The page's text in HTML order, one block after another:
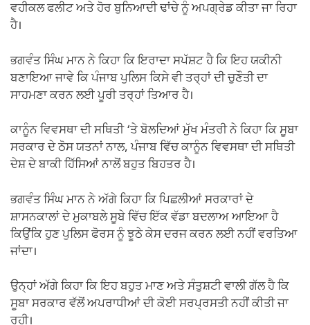
ਵਹੀਕਲ ਫਲੀਟ ਅਤੇ ਹੋਰ ਬੁਨਿਆਦੀ ਢਾਂਚੇ ਨੂੰ ਅਪਗ੍ਰੇਡ ਕੀਤਾ ਜਾ ਰਿਹਾ
ਹੈ।
ਭਗਵੰਤ ਸਿੰਘ ਮਾਨ ਨੇ ਕਿਹਾ ਕਿ ਇਰਾਦਾ ਸਪੱਸ਼ਟ ਹੈ ਕਿ ਇਹ ਯਕੀਨੀ
ਬਣਾਇਆ ਜਾਵੇ ਕਿ ਪੰਜਾਬ ਪੁਲਿਸ ਕਿਸੇ ਵੀ ਤਰ੍ਹਾਂ ਦੀ ਚੁਣੌਤੀ ਦਾ
ਸਾਹਮਣਾ ਕਰਨ ਲਈ ਪੂਰੀ ਤਰ੍ਹਾਂ ਤਿਆਰ ਹੈ।
ਕਾਨੂੰਨ ਵਿਵਸਥਾ ਦੀ ਸਥਿਤੀ ‘ਤੇ ਬੋਲਦਿਆਂ ਮੁੱਖ ਮੰਤਰੀ ਨੇ ਕਿਹਾ ਕਿ ਸੂਬਾ
ਸਰਕਾਰ ਦੇ ਠੋਸ ਯਤਨਾਂ ਨਾਲ, ਪੰਜਾਬ ਵਿੱਚ ਕਾਨੂੰਨ ਵਿਵਸਥਾ ਦੀ ਸਥਿਤੀ
ਦੇਸ਼ ਦੇ ਬਾਕੀ ਹਿੱਸਿਆਂ ਨਾਲੋਂ ਬਹੁਤ ਬਿਹਤਰ ਹੈ।
ਭਗਵੰਤ ਸਿੰਘ ਮਾਨ ਨੇ ਅੱਗੇ ਕਿਹਾ ਕਿ ਪਿਛਲੀਆਂ ਸਰਕਾਰਾਂ ਦੇ
ਸ਼ਾਸਨਕਾਲਾਂ ਦੇ ਮੁਕਾਬਲੇ ਸੂਬੇ ਵਿੱਚ ਇੱਕ ਵੱਡਾ ਬਦਲਾਅ ਆਇਆ ਹੈ
ਕਿਉਂਕਿ ਹੁਣ ਪੁਲਿਸ ਫੋਰਸ ਨੂੰ ਝੂਠੇ ਕੇਸ ਦਰਜ ਕਰਨ ਲਈ ਨਹੀਂ ਵਰਤਿਆ
ਜਾਂਦਾ।
ਉਨ੍ਹਾਂ ਅੱਗੇ ਕਿਹਾ ਕਿ ਇਹ ਬਹੁਤ ਮਾਣ ਅਤੇ ਸੰਤੁਸ਼ਟੀ ਵਾਲੀ ਗੱਲ ਹੈ ਕਿ
ਸੂਬਾ ਸਰਕਾਰ ਵੱਲੋਂ ਅਪਰਾਧੀਆਂ ਦੀ ਕੋਈ ਸਰਪ੍ਰਸਤੀ ਨਹੀਂ ਕੀਤੀ ਜਾ
ਰਹੀ।